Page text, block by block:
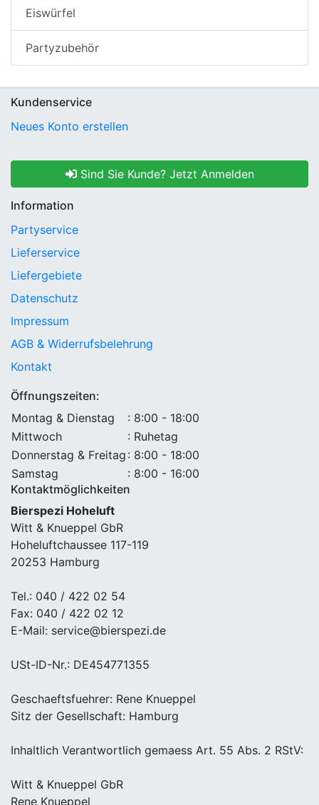
Eiswürfel
Partyzubehör
Kundenservice
Neues Konto erstellen
Sind Sie Kunde? Jetzt Anmelden
Information
Partyservice
Lieferservice
Liefergebiete
Datenschutz
Impressum
AGB & Widerrufsbelehrung
Kontakt
Öffnungszeiten:
Montag & Dienstag
: 8:00 - 18:00
Mittwoch
: Ruhetag
Donnerstag & Freitag : 8:00 - 18:00
Samstag
: 8:00 - 16:00
Kontaktmöglichkeiten
Bierspezi Hoheluft
Witt & Knueppel GbR
Hoheluftchaussee 117-119
20253 Hamburg
Tel.: 040 / 422 02 54
Fax: 040 / 422 02 12
E-Mail: service@bierspezi.de
USt-ID-Nr.: DE454771355
Geschaeftsfuehrer: Rene Knueppel
Sitz der Gesellschaft: Hamburg
Inhaltlich Verantwortlich gemaess Art. 55 Abs. 2 RStV:
Witt & Knueppel GbR
Rene Knueppel